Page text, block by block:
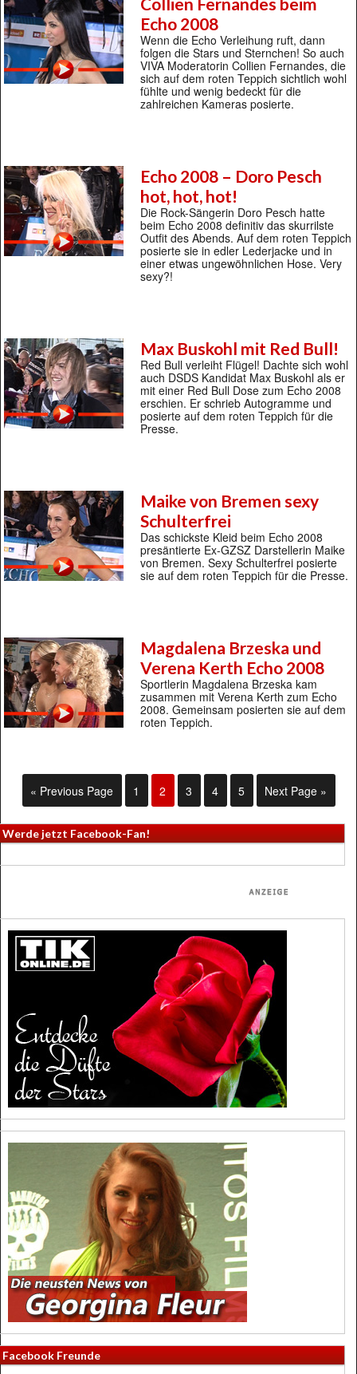
Echo 2008
Wenn die Echo Verleihung ruft, dann
folgen die Stars und Sternchen! So auch
VIVA Moderatorin Collien Fernandes, die
sich auf dem roten Teppich sichtlich wohl
fühlte und wenig bedeckt für die
zahlreichen Kameras posierte.
Echo 2008 – Doro Pesch
hot, hot, hot!
Die Rock-Sängerin Doro Pesch hatte
beim Echo 2008 definitiv das skurrilste
Outfit des Abends. Auf dem roten Teppich
posierte sie in edler Lederjacke und in
einer etwas ungewöhnlichen Hose. Very
sexy?!
Max Buskohl mit Red Bull!
Red Bull verleiht Flügel! Dachte sich wohl
auch DSDS Kandidat Max Buskohl als er
mit einer Red Bull Dose zum Echo 2008
erschien. Er schrieb Autogramme und
posierte auf dem roten Teppich für die
Presse.
Maike von Bremen sexy
Schulterfrei
Das schickste Kleid beim Echo 2008
presäntierte Ex-GZSZ Darstellerin Maike
von Bremen. Sexy Schulterfrei posierte
sie auf dem roten Teppich für die Presse.
Magdalena Brzeska und
Verena Kerth Echo 2008
Sportlerin Magdalena Brzeska kam
zusammen mit Verena Kerth zum Echo
2008. Gemeinsam posierten sie auf dem
roten Teppich.
« Previous Page 1 2 3 4 5 Next Page »
Werde jetzt Facebook-Fan!
Facebook Freunde